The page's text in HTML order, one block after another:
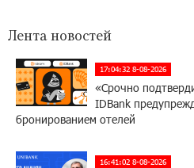
Лента новостей
17:04:32 8-08-2026
«Срочно
IDBank
бронированием отелей
16:41:02 8-08-2026